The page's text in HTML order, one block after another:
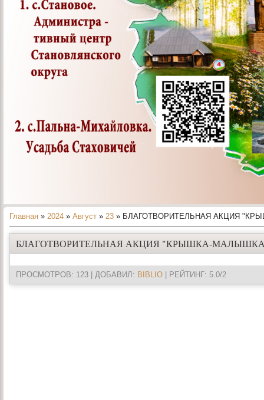
Главная » 2024 » Август » 23 » БЛАГОТВОРИТЕЛЬНАЯ АКЦИЯ
БЛАГОТВОРИТЕЛЬНАЯ АКЦИЯ "КРЫШКА-
ПРОСМОТРОВ: 123 | ДОБАВИЛ: BIBLIO | РЕЙТИНГ: 5.0/2